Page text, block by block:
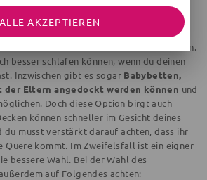
es selbstverständlich, dass dasBabybett
aufgebaut wird, damit der Nachwuchs in
kleine Maus wird sich durch eure
und kann somit besser zur Ruhe kommen.
besser schlafen können, wenn du deinen
Inzwischen gibt es sogar Babybetten,
Eltern angedockt werden können und
Doch diese Option birgt auch
können schneller im Gesicht deines
du musst verstärkt darauf achten, dass ihr
Quere kommt. Im Zweifelsfall ist ein eigner
bessere Wahl. Bei der Wahl des
auf Folgendes achten:
ALLE AKZEPTIEREN